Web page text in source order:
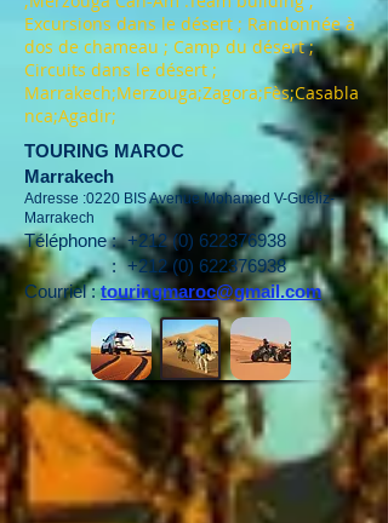
Excursions dans le désert ; Randonnée à
dos de chameau ; Camp du désert ;
Circuits dans le désert ;
Marrakech;Merzouga;Zagora;Fès;Casabla
nca;Agadir;
TOURING MAROC
Marrakech
Adresse :0220 BIS Avenue Mohamed V-Guéliz-
Marrakech
Téléphone : +212 (0) 622376938
: +212 (0) 622376938
Courriel : touringmaroc@gmail.com